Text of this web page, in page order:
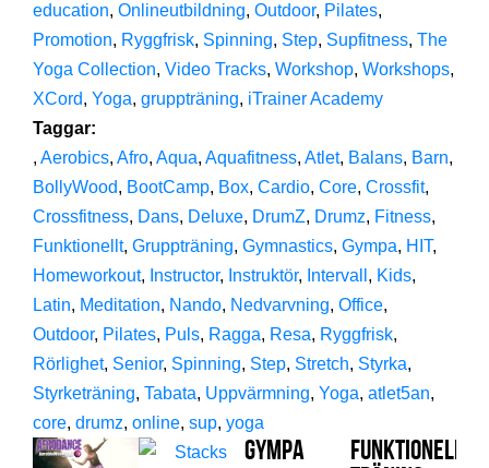
education, Onlineutbildning, Outdoor, Pilates,
Promotion, Ryggfrisk, Spinning, Step, Supfitness, The
Yoga Collection, Video Tracks, Workshop, Workshops,
XCord, Yoga, gruppträning, iTrainer Academy
Taggar:
, Aerobics, Afro, Aqua, Aquafitness, Atlet, Balans, Barn,
BollyWood, BootCamp, Box, Cardio, Core, Crossfit,
Crossfitness, Dans, Deluxe, DrumZ, Drumz, Fitness,
Funktionellt, Gruppträning, Gymnastics, Gympa, HIT,
Homeworkout, Instructor, Instruktör, Intervall , Kids,
Latin, Meditation, Nando, Nedvarvning, Office,
Outdoor, Pilates, Puls, Ragga, Resa, Ryggfrisk,
Rörlighet, Senior, Spinning, Step, Stretch, Styrka,
Styrketräning, Tabata, Uppvärmning, Yoga, atlet5an,
core, drumz, online, sup, yoga
Gympa
Funktionell